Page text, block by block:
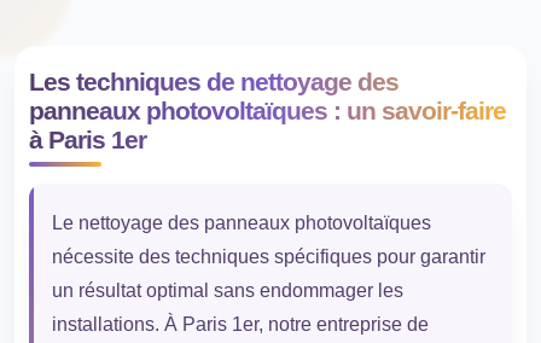
Les techniques de nettoyage des
panneaux photovoltaïques : un savoir-faire
à Paris 1er
Le nettoyage des panneaux photovoltaïques
nécessite des techniques spécifiques pour garantir
un résultat optimal sans endommager les
installations. À Paris 1er, notre entreprise de